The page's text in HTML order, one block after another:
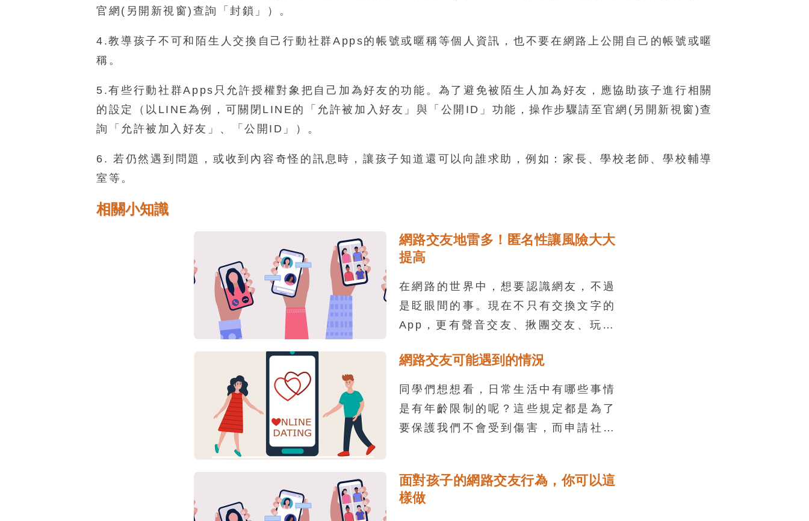
官網(另開新視窗) 查詢「封鎖」）。
4.教導孩子不可和陌生人交換自己行動社群Apps的帳號或暱稱等個人資訊，也不要在網路上公開自己的帳號或暱
稱。
5.有些行動社群Apps只允許授權對象把自己加為好友的功能。為了避免被陌生人加為好友，應協助孩子進行相關
的設定（以LINE為例，可關閉LINE的「允許被加入好友」與「公開ID」功能，操作步驟請至 官網(另開新視窗)查
詢「允許被加入好友」、「公開ID」）。
6. 若仍然遇到問題，或收到內容奇怪的訊息時，讓孩子知道還可以向誰求助，例如：家長、學校老師、學校輔導
室等。
相關小知識
網路交友地雷多！匿名性讓風險大大
提高
在網路的世界中，想要認識網友，不過
是眨眼間的事。現在不只有交換文字的
App，更有聲音交友、揪團交友、玩遊
友軟體，讓認識網友變得超級容易，但
是，網路交友背後的風險，你真的知道
嗎？
網路交友可能遇到的情況
同學們想想看，日常生活中有哪些事情
是有年齡限制的呢？這些規定都是為了
要保護我們不會受到傷害，而申請社群
面對孩子的網路交友行為，你可以這
樣做